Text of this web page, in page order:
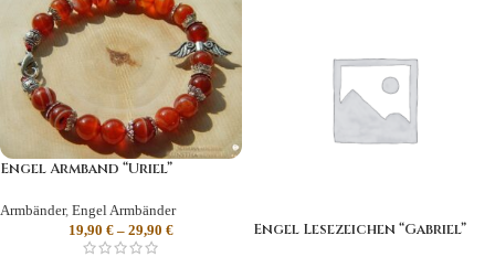
Engel Armband “Uriel”
Armbänder, Engel Armbänder
19,90 € – 29,90 € Engel Lesezeichen “Gabriel”